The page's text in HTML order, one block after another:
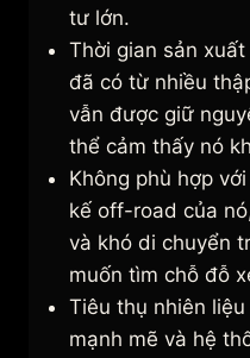
tư lớn.
Thời gian sản
đã có từ nhiều
vẫn được giữ
thể cảm thấy nó
Không phù hợp
kế off-road của
và khó di chuyển
muốn tìm chỗ đỗ
Tiêu thụ nhiên
mạnh mẽ và hệ